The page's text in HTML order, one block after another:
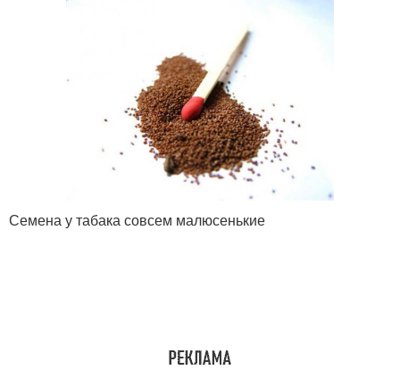
Семена у табака совсем малюсенькие